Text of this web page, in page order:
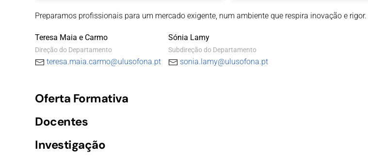
Preparamos profissionais para um mercado exigente, num ambiente que respira inovação e rigor.
Teresa Maia e Carmo
Direção do Departamento
teresa.maia.carmo@ulusofona.pt
Sónia Lamy
Subdireção do Departamento
sonia.lamy@ulusofona.pt
Oferta Formativa
Docentes
Investigação